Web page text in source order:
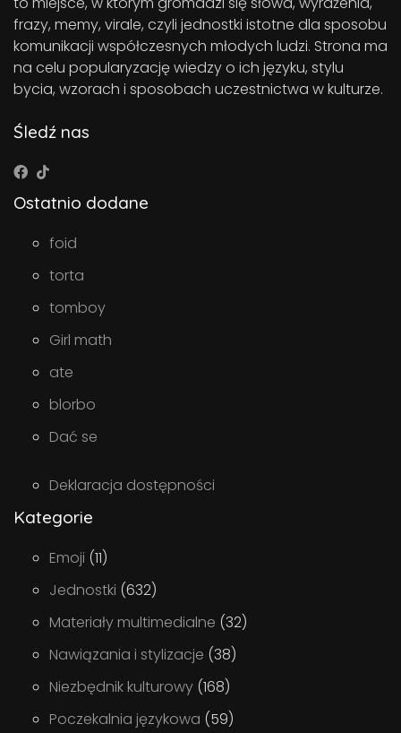
frazy, memy, virale, czyli jednostki istotne dla sposobu
komunikacji współczesnych młodych ludzi. Strona ma
na celu popularyzację wiedzy o ich języku, stylu
bycia, wzorach i sposobach uczestnictwa w kulturze.
Śledź nas
Ostatnio dodane
foid
torta
tomboy
Girl math
ate
blorbo
Dać se
Deklaracja dostępności
Kategorie
Emoji (11)
Jednostki (632)
Materiały multimedialne (32)
Nawiązania i stylizacje (38)
Niezbędnik kulturowy (168)
Poczekalnia językowa (59)